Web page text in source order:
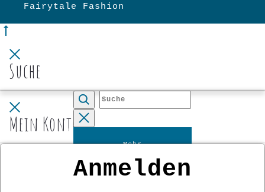
Fairytale Fashion
top
Suche
Suche
Mehr
Mein Konto
Anmelden